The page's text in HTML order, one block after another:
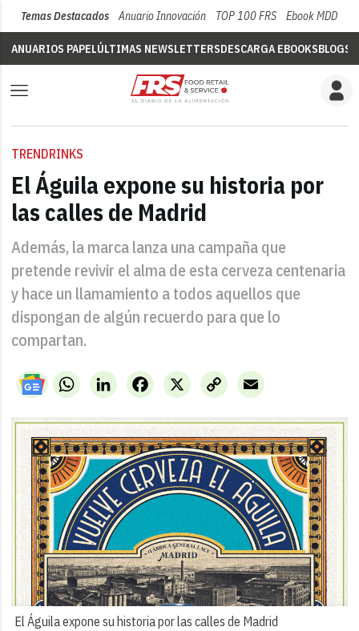
Temas Destacados Anuario Innovación TOP 100 FRS Ebook MDD
ANUARIOS PAPELÚLTIMAS NEWSLETTERSDESCARGA EBOOKSBLOGS
TRENDRINKS
El Águila expone su historia por
las calles de Madrid
Además, la marca lanza una campaña que
pretende revivir el alma de esta cerveza centenaria
y hace un llamamiento a todos aquellos que
dispongan de algún recuerdo para que lo
compartan.
WhatsAppLinkedIn X
Facebook
Copy
Link
Email
El Águila expone su historia por las calles de Madrid